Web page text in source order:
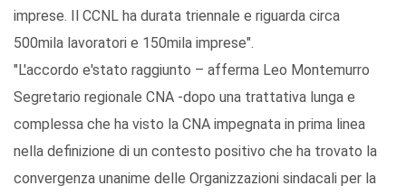
imprese. Il CCNL ha durata triennale e riguarda circa
500mila lavoratori e 150mila imprese".
"L'accordo e'stato raggiunto – afferma Leo Montemurro
Segretario regionale CNA -dopo una trattativa lunga e
complessa che ha visto la CNA impegnata in prima linea
nella definizione di un contesto positivo che ha trovato la
convergenza unanime delle Organizzazioni sindacali per la